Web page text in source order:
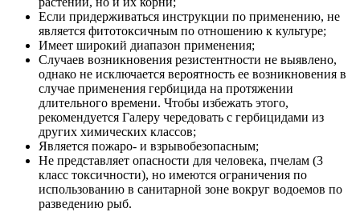
Если придерживаться инструкции по применению, не
является фитотоксичным по отношению к культуре;
Имеет широкий диапазон применения;
Случаев возникновения резистентности не выявлено,
однако не исключается вероятность ее возникновения в
случае применения гербицида на протяжении
длительного времени. Чтобы избежать этого,
рекомендуется Галеру чередовать с гербицидами из
других химических классов;
Является пожаро- и взрывобезопасным;
Не представляет опасности для человека, пчелам (3
класс токсичности), но имеются ограничения по
использованию в санитарной зоне вокруг водоемов по
разведению рыб.